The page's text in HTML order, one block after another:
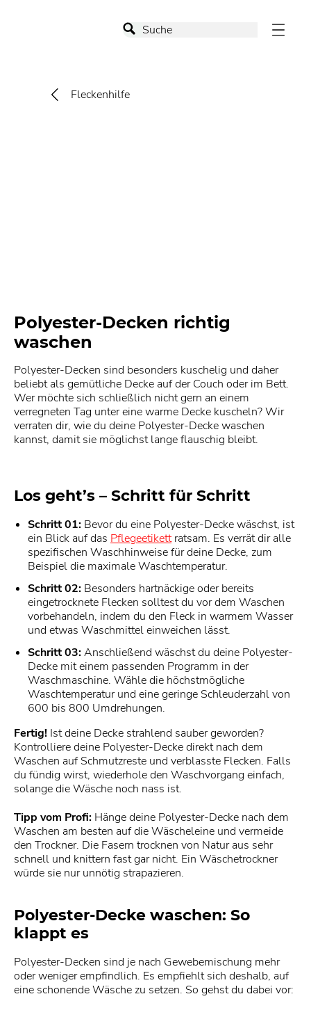
Fleckenhilfe
Polyester-Decken richtig
waschen
Polyester-Decken sind besonders kuschelig und daher
beliebt als gemütliche Decke auf der Couch oder im Bett.
Wer möchte sich schließlich nicht gern an einem
verregneten Tag unter eine warme Decke kuscheln? Wir
verraten dir, wie du deine Polyester-Decke waschen
kannst, damit sie möglichst lange flauschig bleibt.
Los geht’s – Schritt für Schritt
Schritt 01: Bevor du eine Polyester-Decke wäschst, ist
ein Blick auf das Pflegeetikettratsam. Es verrät dir alle
spezifischen Waschhinweise für deine Decke, zum
Beispiel die maximale Waschtemperatur.
Schritt 02: Besonders hartnäckige oder bereits
eingetrocknete Flecken solltest du vor dem Waschen
vorbehandeln, indem du den Fleck in warmem Wasser
und etwas Waschmittel einweichen lässt.
Schritt 03:Anschließend wäschst du deine Polyester-
Decke mit einem passenden Programm in der
Waschmaschine. Wähle die höchstmögliche
Waschtemperatur und eine geringe Schleuderzahl von
600 bis 800 Umdrehungen.
Fertig! Ist deine Decke strahlend sauber geworden?
Kontrolliere deine Polyester-Decke direkt nach dem
Waschen auf Schmutzreste und verblasste Flecken. Falls
du fündig wirst, wiederhole den Waschvorgang einfach,
solange die Wäsche noch nass ist.
Tipp vom Profi: Hänge deine Polyester-Decke nach dem
Waschen am besten auf die Wäscheleine und vermeide
den Trockner. Die Fasern trocknen von Natur aus sehr
schnell und knittern fast gar nicht. Ein Wäschetrockner
würde sie nur unnötig strapazieren.
Polyester-Decke waschen: So
klappt es
Polyester-Decken sind je nach Gewebemischung mehr
oder weniger empfindlich. Es empfiehlt sich deshalb, auf
eine schonende Wäsche zu setzen. So gehst du dabei vor: